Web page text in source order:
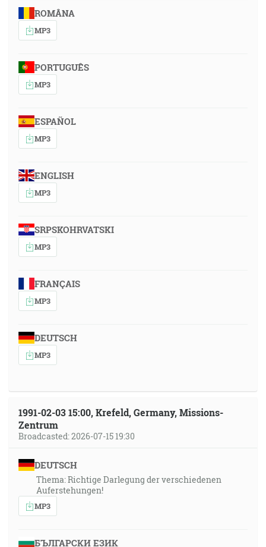
ROMÂNA
MP3
PORTUGUÊS
MP3
ESPAÑOL
MP3
ENGLISH
MP3
SRPSKOHRVATSKI
MP3
FRANÇAIS
MP3
DEUTSCH
MP3
1991-02-03 15:00, Krefeld, Germany, Missions-
Zentrum
Broadcasted: 2026-07-15 19:30
DEUTSCH
Thema: Richtige Darlegung der verschiedenen
Auferstehungen!
MP3
БЪЛГАРСКИ ЕЗИК